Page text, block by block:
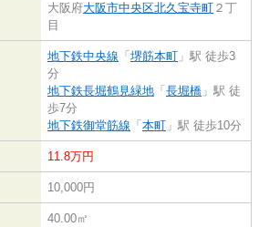
大阪府大阪市中央区北久宝寺町 ２丁
目
地下鉄中央線 「 堺筋本町 」駅 徒歩3
分
地下鉄長堀鶴見緑地 「 長堀橋 」駅 徒
歩7分
地下鉄御堂筋線 「 本町 」駅 徒歩10分
11.8万円
10,000円
40.00㎡